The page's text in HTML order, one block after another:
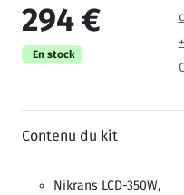
294 €
En stock
Contenu du kit
Nikrans LCD-350W,